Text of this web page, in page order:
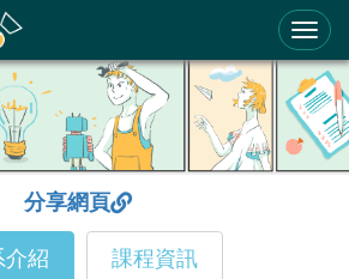
育才輔助系統
分享網頁
介紹 課程資訊